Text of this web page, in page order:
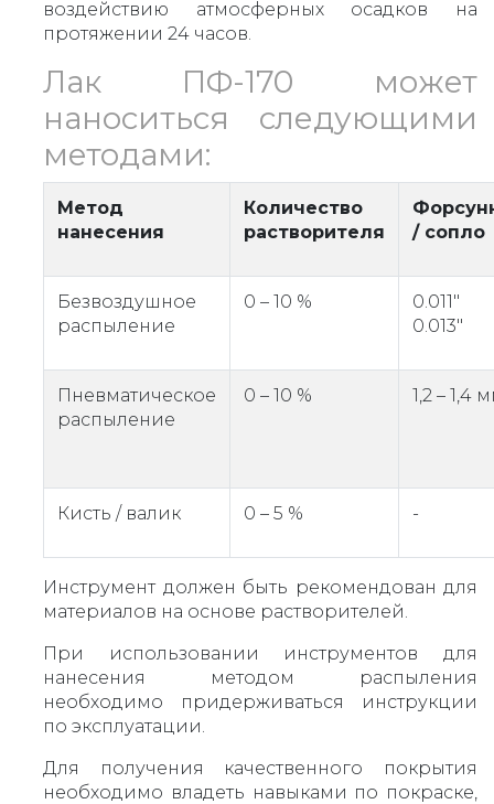
воздействию атмосферных осадков на
протяжении 24 часов.
Лак ПФ-170 может
наноситься следующими
методами:
Метод
нанесения
Количество
растворителя
/ сопло
Безвоздушное
распыление
0 – 10 %
0.013"
Пневматическое
распыление
0 – 10 % 1,2 – 1,4
Кисть / валик 0 – 5 % -
Инструмент должен быть рекомендован для
материалов на основе растворителей.
При использовании инструментов для
нанесения методом распыления
необходимо придерживаться инструкции
по эксплуатации.
Для получения качественного покрытия
необходимо владеть навыками по покраске,